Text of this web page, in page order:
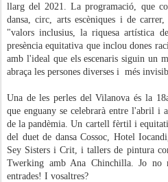
llarg del 2021. La programació, que
dansa, circ, arts escèniques i de
"valors inclusius, la riquesa artística
presència equitativa que inclou dones
amb l'ideal que els escenaris siguin un
abraça les persones diverses i més
Una de les perles del Vilanova és la
que enguany se celebrarà entre l'abril i
de la pandèmia. Un cartell fèrtil i
del duet de dansa Cossoc, Hotel
Sey Sisters i Crit, i tallers de pintura
Twerking amb Ana Chinchilla. Jo
entrades! I vosaltres?